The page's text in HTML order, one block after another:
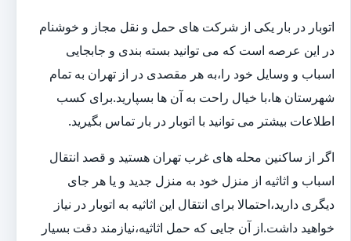
اتوبار در بار یکی از شرکت های حمل و نقل مجاز و خوشنام
در این عرصه است که می توانید بسته بندی و جابجایی
اسباب و وسایل خود را،به هر مقصدی در از تهران به تمام
شهرستان ها،با خیال راحت به آن ها بسپارید.برای کسب
اطلاعات بیشتر می توانید با اتوبار در بار تماس بگیرید.
اگر از ساکنین محله های غرب تهران هستید و قصد انتقال
اسباب و اثاثیه از منزل خود به منزل جدید و یا هر جای
دیگری دارید،احتمالا برای انتقال این اثاثیه به اتوبار در نیاز
خواهید داشت.از آن جایی که حمل اثاثیه،نیازمند دقت بسیار